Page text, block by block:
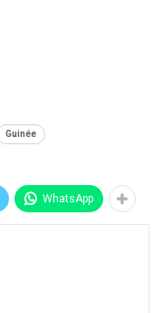
Guinée
WhatsApp